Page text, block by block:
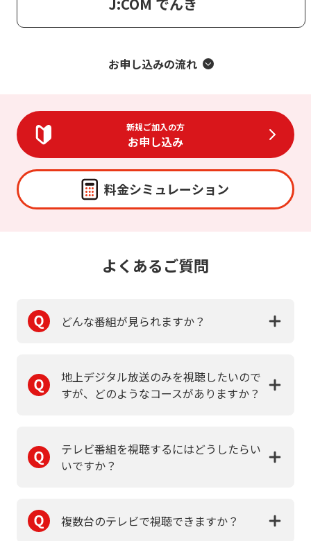
お申し込みの流れ
新規ご加入の方
お申し込み
料金シミュレーション
よくあるご質問
どんな番組が見られますか？
地上デジタル放送のみを視聴したいので
すが、どのようなコースがありますか？
テレビ番組を視聴するにはどうしたらい
いですか？
複数台のテレビで視聴できますか？